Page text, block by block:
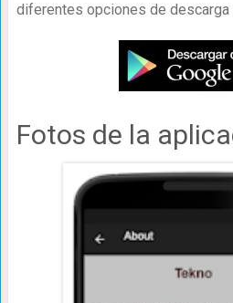
diferentes opciones de
Fotos de la